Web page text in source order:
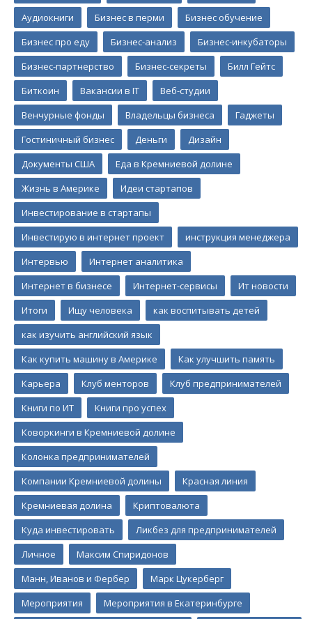
Аудиокниги
Бизнес в перми
Бизнес обучение
Бизнес про еду
Бизнес-анализ
Бизнес-инкубаторы
Бизнес-партнерство
Бизнес-секреты
Билл Гейтс
Биткоин
Вакансии в IT
Веб-студии
Венчурные фонды
Владельцы бизнеса
Гаджеты
Гостиничный бизнес
Деньги
Дизайн
Документы США
Еда в Кремниевой долине
Жизнь в Америке
Идеи стартапов
Инвестирование в стартапы
Инвестирую в интернет проект
инструкция менеджера
Интервью
Интернет аналитика
Интернет в бизнесе
Интернет-сервисы
Ит новости
Итоги
Ищу человека
как воспитывать детей
как изучить английский язык
Как купить машину в Америке
Как улучшить память
Карьера
Клуб менторов
Клуб предпринимателей
Книги по ИТ
Книги про успех
Коворкинги в Кремниевой долине
Колонка предпринимателей
Компании Кремниевой долины
Красная линия
Кремниевая долина
Криптовалюта
Куда инвестировать
Ликбез для предпринимателей
Личное
Максим Спиридонов
Манн, Иванов и Фербер
Марк Цукерберг
Мероприятия
Мероприятия в Екатеринбурге